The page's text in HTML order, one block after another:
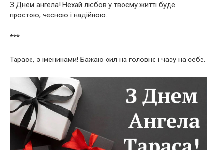
З Днем ангела! Нехай любов у твоєму житті буде
простою, чесною і надійною.
***
Тарасе, з іменинами! Бажаю сил на головне і часу на себе.